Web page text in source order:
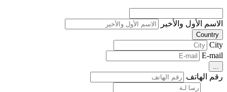
الأول والأخير
E-
الهاتف